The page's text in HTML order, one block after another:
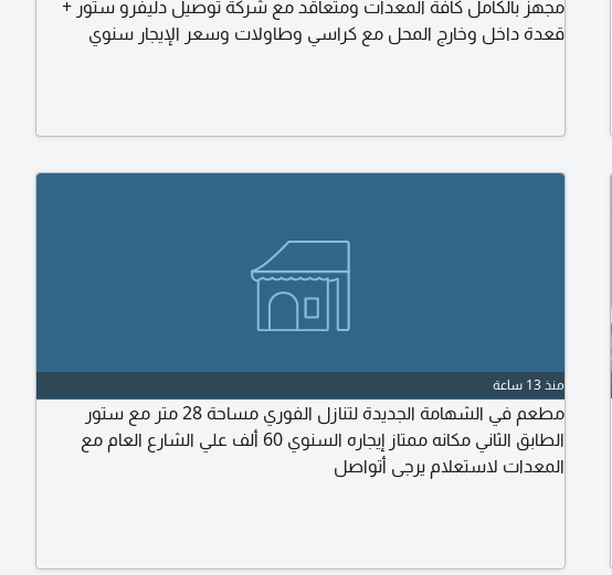
مجهز بالكامل كافة المعدات ومتعاقد مع شركة توصيل دليفرو ستور +
قعدة داخل وخارج المحل مع كراسي وطاولات وسعر الإيجار سنوي
منذ 13 ساعة
مطعم في الشهامة الجديدة لتنازل الفوري مساحة 28 متر مع ستور
الطابق الثاني مكانه ممتاز إيجاره السنوي 60 ألف علي الشارع العام مع
المعدات لاستعلام يرجى أتواصل